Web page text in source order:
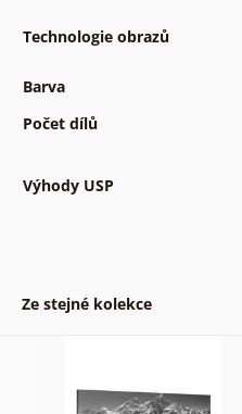
Technologie obrazů
Barva
Počet dílů
Výhody USP
Ze stejné kolekce